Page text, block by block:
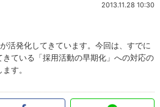
2013.11.28 10:30
活発化してきています。今回は、すでに
ている「採用活動の早期化」への対応の
す。